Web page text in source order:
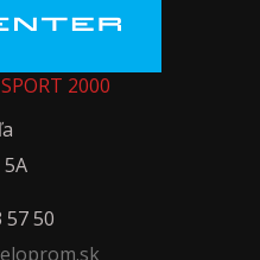
2000
57 50